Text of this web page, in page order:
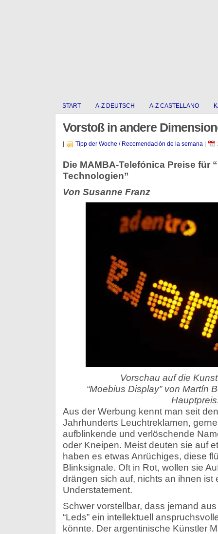
START A-Z DEUTSCH A-Z CASTELLANO
Vorstoß in andere
Tipp der Woche / Recomendación de la semana|
Die MAMBA-Telefónica Preise für
Technologien”
Von Susanne Franz
Vorschau auf die
“Moebius Display” von Martín
Aus der Werbung kennt man seit
Jahrhunderts Leuchtreklamen,
aufblinkende und verlöschende
oder Kneipen. Meist deuten sie auf
haben es etwas Anrüchiges, diese
Blinksignale. Oft in Rot, wollen sie
drängen sich auf, nichts an ihnen ist
Understatement.
Schwer vorstellbar, dass jemand
“Leds” ein intellektuell
könnte. Der argentinische Künstler